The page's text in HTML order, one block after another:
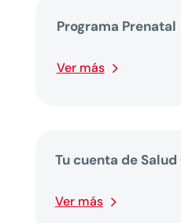
Programa Prenatal
Ver más
Tu cuenta de
Ver más